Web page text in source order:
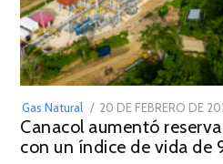
Gas Natural
POSTED
ON
20 DE FEBRERO DE
Canacol aumentó
con un índice de vida de